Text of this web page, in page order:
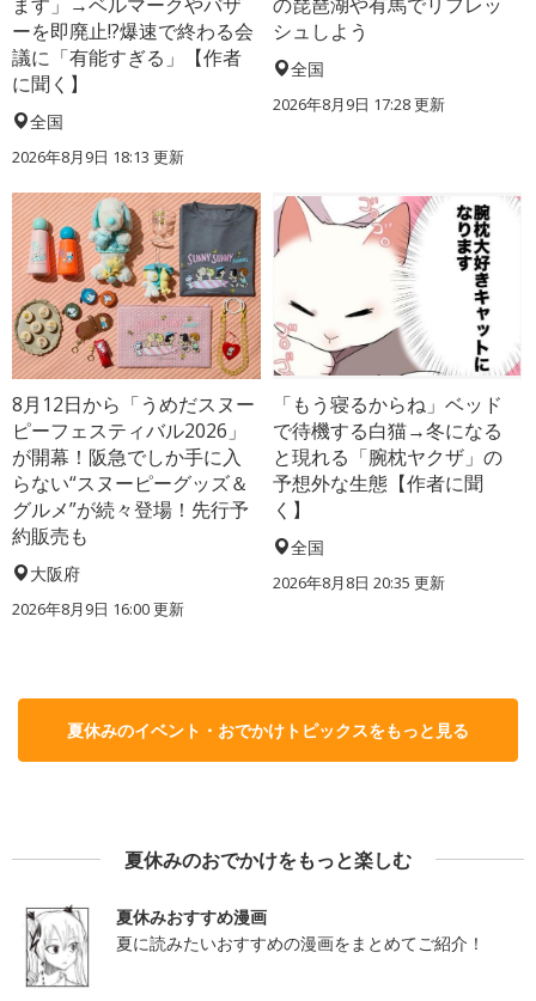
ーを即廃止!?爆速で終わる会
議に「有能すぎる」【作者
に聞く】
全国
2026年8月9日 18:13 更新
シュしよう
全国
2026年8月9日 17:28更新
8月12日から「うめだスヌー
ピーフェスティバル2026」
が開幕！阪急でしか手に入
らない“スヌーピーグッズ＆
グルメ”が続々登場！先行予
約販売も
大阪府
2026年8月9日 16:00更新
「もう寝るからね」ベッド
で待機する白猫→冬になる
と現れる「腕枕ヤクザ」の
予想外な生態【作者に聞
く】
全国
2026年8月8日 20:35 更新
夏休みのイベント・おでかけトピックスをもっと見る
夏休みのおでかけをもっと楽しむ
夏休みおすすめ漫画
夏に読みたいおすすめの漫画をまとめてご紹介！